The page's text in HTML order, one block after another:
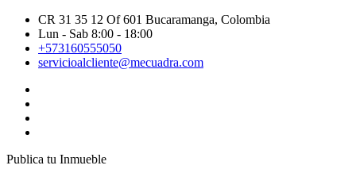
CR 31 35 12 Of 601 Bucaramanga, Colombia
Lun - Sab 8:00 - 18:00
+573160555050
servicioalcliente@mecuadra.com
Publica tu Inmueble